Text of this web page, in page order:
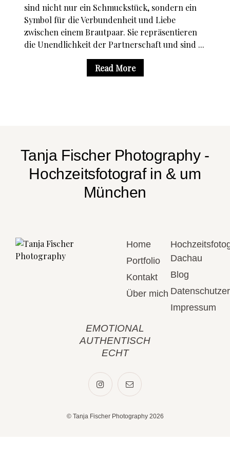
sind nicht nur ein Schmuckstück, sondern ein
Symbol für die Verbundenheit und Liebe
zwischen einem Brautpaar. Sie repräsentieren
die Unendlichkeit der Partnerschaft und sind ...
Read More
Tanja Fischer Photography -
Hochzeitsfotograf in & um
München
Home
Portfolio
Kontakt
Über mich
Dachau
Blog
Impressum
EMOTIONAL
AUTHENTISCH
ECHT
© Tanja Fischer Photography 2026